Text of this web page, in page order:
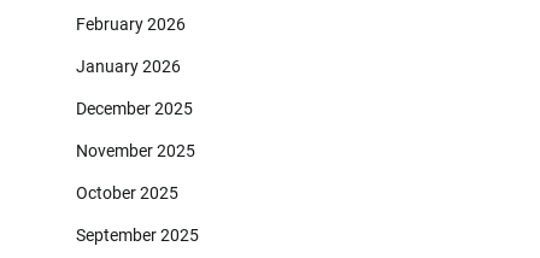
February 2026
January 2026
December 2025
November 2025
October 2025
September 2025